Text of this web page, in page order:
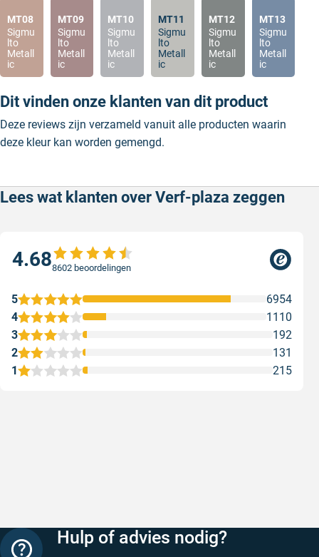
MT08
Sigmu
lto
Metall
ic
MT09
Sigmu
lto
Metall
ic
MT10
Sigmu
lto
Metall
ic
MT11
Sigmu
lto
Metall
ic
MT12
Sigmu
lto
Metall
ic
MT13
Sigmu
lto
Metall
ic
Dit vinden onze klanten van dit product
Deze reviews zijn verzameld vanuit alle producten waarin
deze kleur kan worden gemengd.
Lees wat klanten over Verf-plaza zeggen
4.688602 beoordelingen
1 215
2 131
3 192
4 1110
5 6954
Hulp of advies nodig?